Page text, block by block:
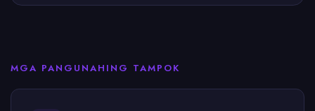
MGA PANGUNAHING TAMPOK